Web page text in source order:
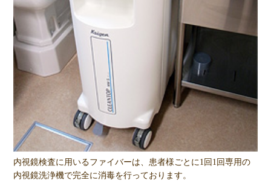
内視鏡検査に用いるファイバーは、患者様ごとに1回1回専用の
内視鏡洗浄機で完全に消毒を行っております。